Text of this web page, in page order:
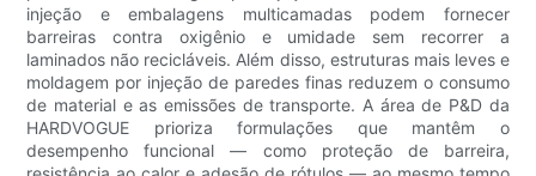
injeção e embalagens multicamadas podem fornecer
barreiras contra oxigênio e umidade sem recorrer a
laminados não recicláveis. Além disso, estruturas mais leves e
moldagem por injeção de paredes finas reduzem o consumo
de material e as emissões de transporte. A área de P&D da
HARDVOGUE prioriza formulações que mantêm o
desempenho funcional — como proteção de barreira,